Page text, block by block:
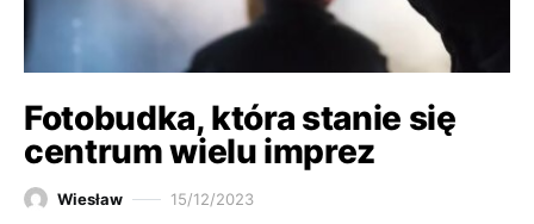
Fotobudka, która stanie się
centrum wielu imprez
Wiesław 15/12/2023